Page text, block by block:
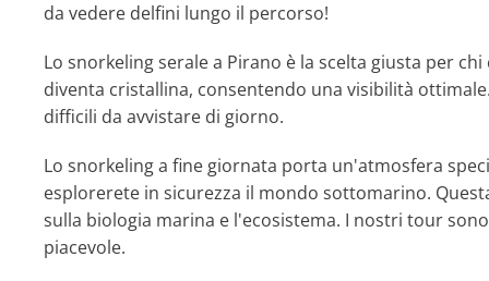
da vedere delfini lungo il percorso!
Lo snorkeling serale a Pirano è la scelta giusta per
diventa cristallina, consentendo una visibilità
difficili da avvistare di giorno.
Lo snorkeling a fine giornata porta un'atmosfera
esplorerete in sicurezza il mondo sottomarino.
sulla biologia marina e l'ecosistema. I nostri tour
piacevole.